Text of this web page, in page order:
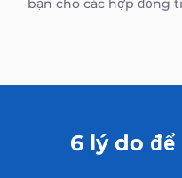
bạn cho các hợp đồng
6 lý do